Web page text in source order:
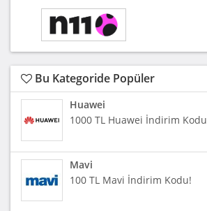
Bu Kategoride Popüler
Huawei
1000 TL Huawei İndirim Kodu
Mavi
100 TL Mavi İndirim Kodu!